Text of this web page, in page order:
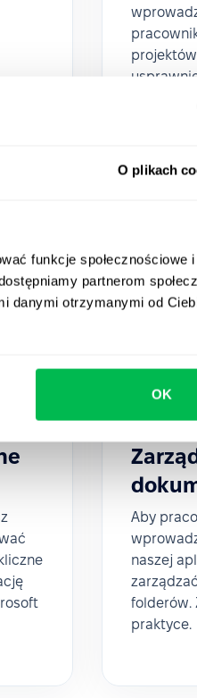
O plikach
funkcje społecznościowe
partnerom
danymi otrzymanymi od
OK
Aby
naszej
folderów.
praktyce.